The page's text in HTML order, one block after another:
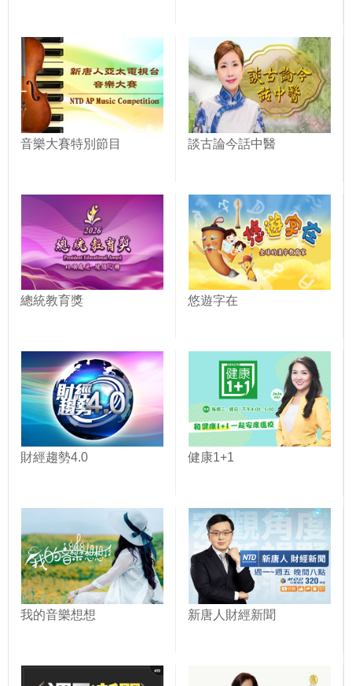
音樂大賽特別節目 談古論今話中醫
總統教育獎 悠遊字在
財經趨勢4.0 健康1+1
我的音樂想想 新唐人財經新聞